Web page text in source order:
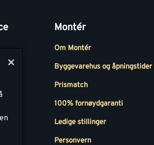
Montér
Om Montér
Byggevarehus og åpningstider
Prismatch
100% fornøydgaranti
Ledige stillinger
Personvern